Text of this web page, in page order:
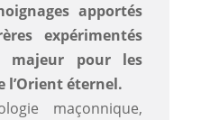
apportés
expérimentés
majeur pour les
l’Orient éternel.
maçonnique,